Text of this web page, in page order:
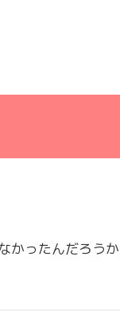
ったんだろう